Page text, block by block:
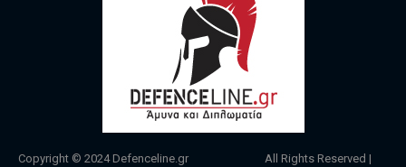
Copyright © 2024 Defenceline.gr All Rights Reserved |